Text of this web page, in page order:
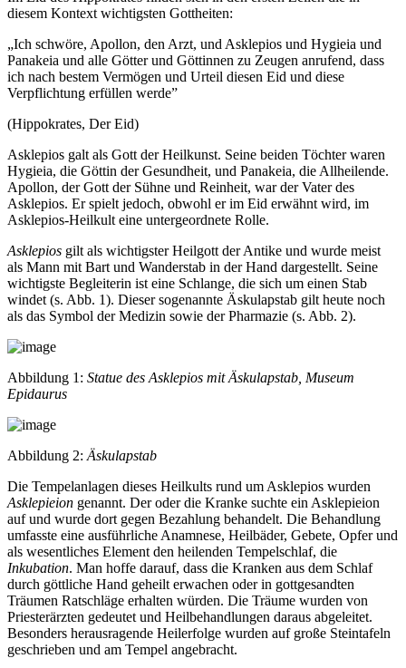
diesem Kontext wichtigsten Gottheiten:
„Ich schwöre, Apollon, den Arzt, und Asklepios und Hygieia und
Panakeia und alle Götter und Göttinnen zu Zeugen anrufend, dass
ich nach bestem Vermögen und Urteil diesen Eid und diese
Verpflichtung erfüllen werde”
(Hippokrates, Der Eid)
Asklepios galt als Gott der Heilkunst. Seine beiden Töchter waren
Hygieia, die Göttin der Gesundheit, und Panakeia, die Allheilende.
Apollon, der Gott der Sühne und Reinheit, war der Vater des
Asklepios. Er spielt jedoch, obwohl er im Eid erwähnt wird, im
Asklepios-Heilkult eine untergeordnete Rolle.
Asklepios gilt als wichtigster Heilgott der Antike und wurde meist
als Mann mit Bart und Wanderstab in der Hand dargestellt. Seine
wichtigste Begleiterin ist eine Schlange, die sich um einen Stab
windet (s. Abb. 1). Dieser sogenannte Äskulapstab gilt heute noch
als das Symbol der Medizin sowie der Pharmazie (s. Abb. 2).
Abbildung 1: Statue des Asklepios mit Äskulapstab, Museum
Epidaurus
Abbildung 2: Äskulapstab
Die Tempelanlagen dieses Heilkults rund um Asklepios wurden
Asklepieion genannt. Der oder die Kranke suchte ein Asklepieion
auf und wurde dort gegen Bezahlung behandelt. Die Behandlung
umfasste eine ausführliche Anamnese, Heilbäder, Gebete, Opfer und
als wesentliches Element den heilenden Tempelschlaf, die
Inkubation. Man hoffe darauf, dass die Kranken aus dem Schlaf
durch göttliche Hand geheilt erwachen oder in gottgesandten
Träumen Ratschläge erhalten würden. Die Träume wurden von
Priesterärzten gedeutet und Heilbehandlungen daraus abgeleitet.
Besonders herausragende Heilerfolge wurden auf große Steintafeln
geschrieben und am Tempel angebracht.